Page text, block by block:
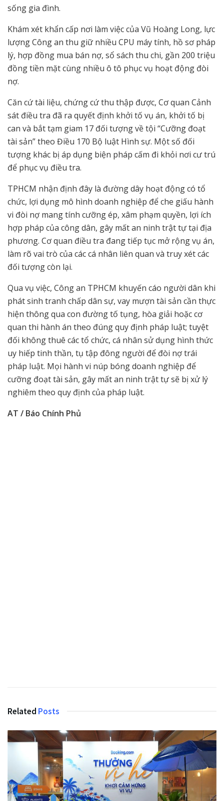
sống gia đình.
Khám xét khẩn cấp nơi làm việc của Vũ Hoàng Long, lực
lượng Công an thu giữ nhiều CPU máy tính, hồ sơ pháp
lý, hợp đồng mua bán nợ, sổ sách thu chi, gần 200 triệu
đồng tiền mặt cùng nhiều ô tô phục vụ hoạt động đòi
nợ.
Căn cứ tài liệu, chứng cứ thu thập được, Cơ quan Cảnh
sát điều tra đã ra quyết định khởi tố vụ án, khởi tố bị
can và bắt tạm giam 17 đối tượng về tội “Cưỡng đoạt
tài sản” theo Điều 170 Bộ luật Hình sự. Một số đối
tượng khác bị áp dụng biện pháp cấm đi khỏi nơi cư trú
để phục vụ điều tra.
TPHCM nhận định đây là đường dây hoạt động có tổ
chức, lợi dụng mô hình doanh nghiệp để che giấu hành
vi đòi nợ mang tính cưỡng ép, xâm phạm quyền, lợi ích
hợp pháp của công dân, gây mất an ninh trật tự tại địa
phương. Cơ quan điều tra đang tiếp tục mở rộng vụ án,
làm rõ vai trò của các cá nhân liên quan và truy xét các
đối tượng còn lại.
Qua vụ việc, Công an TPHCM khuyến cáo người dân khi
phát sinh tranh chấp dân sự, vay mượn tài sản cần thực
hiện thông qua con đường tố tụng, hòa giải hoặc cơ
quan thi hành án theo đúng quy định pháp luật; tuyệt
đối không thuê các tổ chức, cá nhân sử dụng hình thức
uy hiếp tinh thần, tụ tập đông người để đòi nợ trái
pháp luật. Mọi hành vi núp bóng doanh nghiệp để
cưỡng đoạt tài sản, gây mất an ninh trật tự sẽ bị xử lý
nghiêm theo quy định của pháp luật.
AT / Báo Chính Phủ
Related Posts